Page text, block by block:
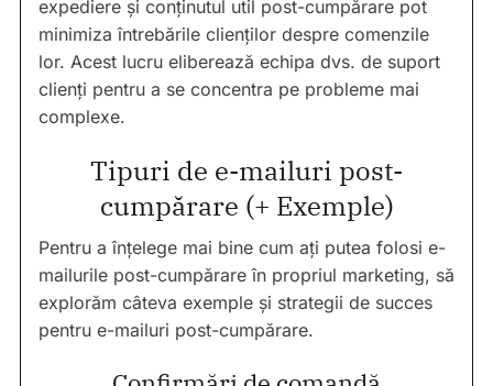
expediere și conținutul util post-cumpărare pot
minimiza întrebările clienților despre comenzile
lor. Acest lucru eliberează echipa dvs. de suport
clienți pentru a se concentra pe probleme mai
complexe.
Tipuri de e-mailuri post-
cumpărare (+ Exemple)
Pentru a înțelege mai bine cum ați putea folosi e-
mailurile post-cumpărare în propriul marketing, să
explorăm câteva exemple și strategii de succes
pentru e-mailuri post-cumpărare.